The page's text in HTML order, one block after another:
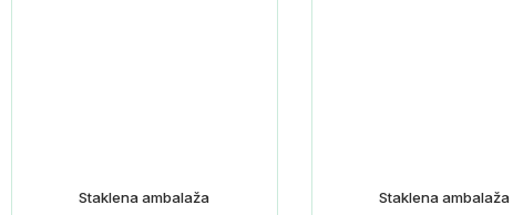
Staklena ambalaža Staklena ambalaža